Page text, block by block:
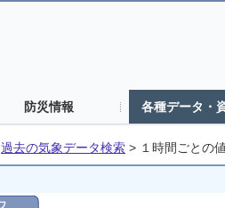
防災情報 各種データ・
過去の気象データ検索 > １時間ごとの